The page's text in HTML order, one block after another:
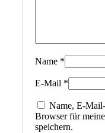
Name *
E-Mail *
Name, E-
Browser für
speichern.